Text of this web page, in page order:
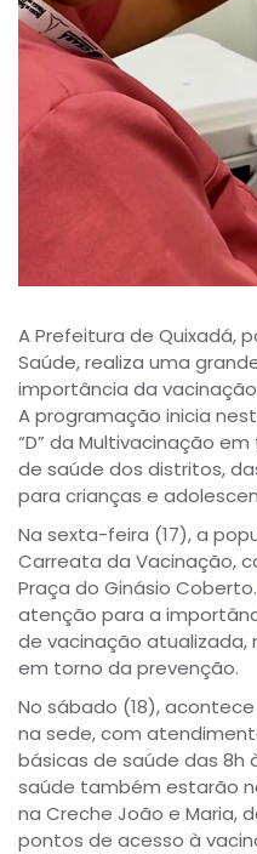
A Prefeitura de Quixadá,
Saúde, realiza uma
importância da
A programação inicia
“D” da Multivacinação
de saúde dos distritos,
para crianças e
Na sexta-feira (17), a
Carreata da Vacinação,
Praça do Ginásio
atenção para a
de vacinação
em torno da prevenção.
No sábado (18), acontece
na sede, com
básicas de saúde das 8h
saúde também estarão
na Creche João e Maria,
pontos de acesso à